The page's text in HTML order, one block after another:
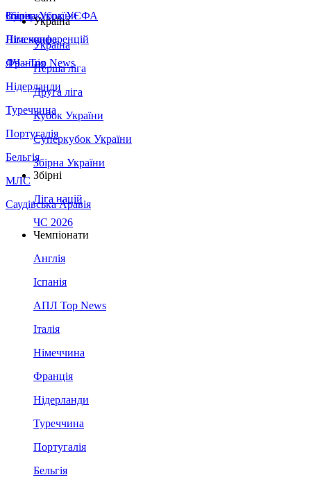
Збірна України
Італія
Німеччина
Франція
Нідерланди
Туреччина
Португалія
Бельгія
МЛС
Саудівська Аравія
Суперкубок УЄФА
Ліга конференцій
ЛЧ - Top News
Україна
Україна
Перша ліга
Друга ліга
Кубок України
Суперкубок України
Збірна України
Збірні
Ліга націй
ЧС 2026
Чемпіонати
Англія
Іспанія
АПЛ Top News
Італія
Німеччина
Франція
Нідерланди
Туреччина
Португалія
Бельгія